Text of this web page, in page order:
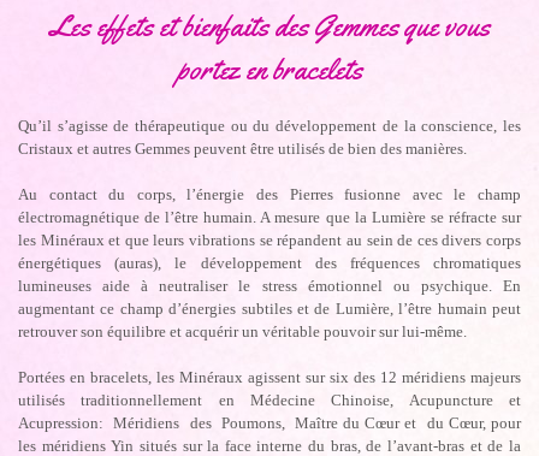
Les effets et bienfaits des Gemmes que vous
portez en bracelets
Qu’il s’agisse de thérapeutique ou du développement de la conscience, les
Cristaux et autres Gemmes peuvent être utilisés de bien des manières.
Au contact du corps, l’énergie des Pierres fusionne avec le champ
électromagnétique de l’être humain. A mesure que la Lumière se réfracte sur
les Minéraux et que leurs vibrations se répandent au sein de ces divers corps
énergétiques (auras), le développement des fréquences chromatiques
lumineuses aide à neutraliser le stress émotionnel ou psychique. En
augmentant ce champ d’énergies subtiles et de Lumière, l’être humain peut
retrouver son équilibre et acquérir un véritable pouvoir sur lui-même.
Portées en bracelets, les Minéraux agissent sur six des 12 méridiens majeurs
utilisés traditionnellement en Médecine Chinoise, Acupuncture et
Acupression: Méridiens des Poumons, Maître du Cœur et du Cœur, pour
les méridiens Yin situés sur la face interne du bras, de l’avant-bras et de la